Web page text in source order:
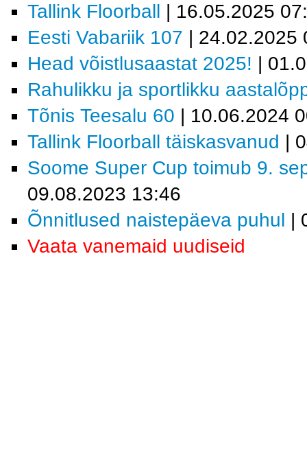
Tallink Floorball | 16.05.2025
Eesti Vabariik 107 | 24.02.2025
Head võistlusaastat 2025! |
Rahulikku ja sportlikku
Tõnis Teesalu 60 | 10.06.2024
Tallink Floorball täiskasvanud |
Soome Super Cup toimub 9.
09.08.2023 13:46
Õnnitlused naistepäeva puhul |
Vaata vanemaid uudiseid